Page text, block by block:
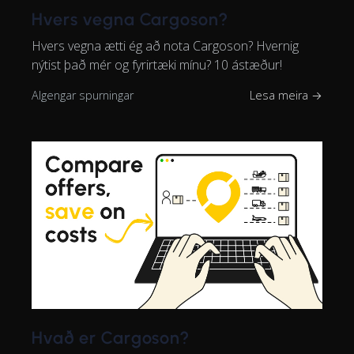
Hvers vegna Cargoson?
Hvers vegna ætti ég að nota Cargoson? Hvernig
nýtist það mér og fyrirtæki mínu? 10 ástæður!
Algengar spurningar Lesa meira →
Hvað er Cargoson?